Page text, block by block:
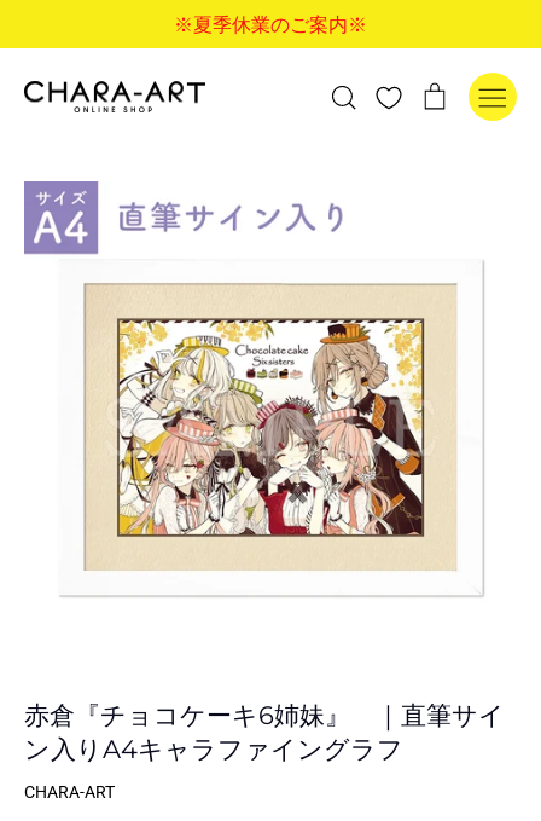
※夏季休業のご案内※
検索
赤倉『チョコケーキ6姉妹』 ｜直筆サイ
ン入りA4キャラファイングラフ
CHARA-ART